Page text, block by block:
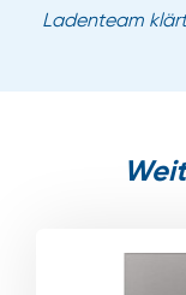
Ladenteam